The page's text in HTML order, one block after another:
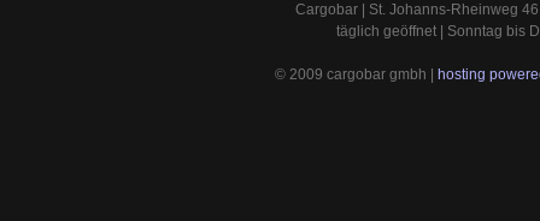
Cargobar | St. Johanns-Rheinweg
täglich geöffnet | Sonntag bis
© 2009 cargobar gmbh | hosting